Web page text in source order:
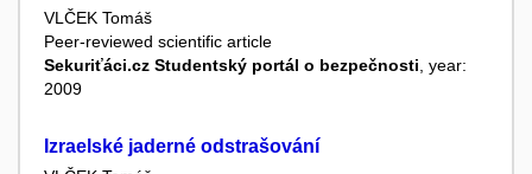
VLČEK Tomáš
Peer-reviewed scientific article
Sekuriťáci.cz Studentský portál o bezpečnosti, year:
2009
Izraelské jaderné odstrašování